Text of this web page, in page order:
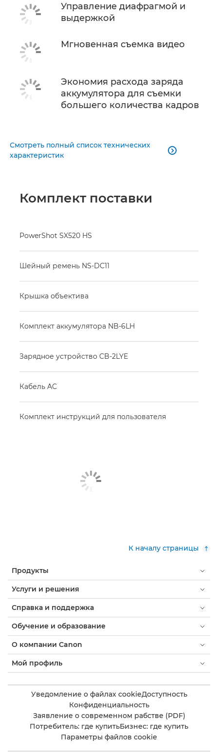
Управление диафрагмой и
выдержкой
Мгновенная съемка видео
Экономия расхода заряда
аккумулятора для съемки
большего количества кадров
Смотреть полный список технических
характеристик

Комплект поставки
PowerShot SX520 HS
Шейный ремень NS-DC11
Крышка объектива
Комплект аккумулятора NB-6LH
Зарядное устройство CB-2LYE
Кабель AC
Комплект инструкций для пользователя
К началу страницы
Продукты
Услуги и решения
Справка и поддержка
Обучение и образование
О компании Canon
Мой профиль
Уведомление о файлах cookieДоступность
Конфиденциальность
Заявление о современном рабстве (PDF)
Потребитель: где купитьБизнес: где купить
Параметры файлов cookie